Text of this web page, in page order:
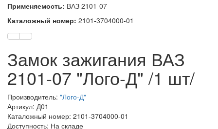
Применяемость: ВАЗ 2101-07
Каталожный номер: 2101-3704000-01
Замок зажигания ВАЗ
2101-07 "Лого-Д" /1 шт/
Производитель: "Лого-Д"
Артикул: Д01
Каталожный номер: 2101-3704000-01
Доступность: На складе